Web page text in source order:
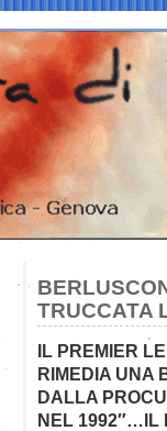
TRUCCATA
IL PREMIER
RIMEDIA UNA
DALLA
NEL 1992″…IL